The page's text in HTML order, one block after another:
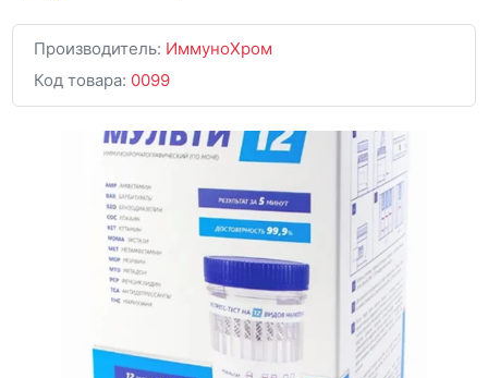
Производитель: ИммуноХром
Код товара: 0099